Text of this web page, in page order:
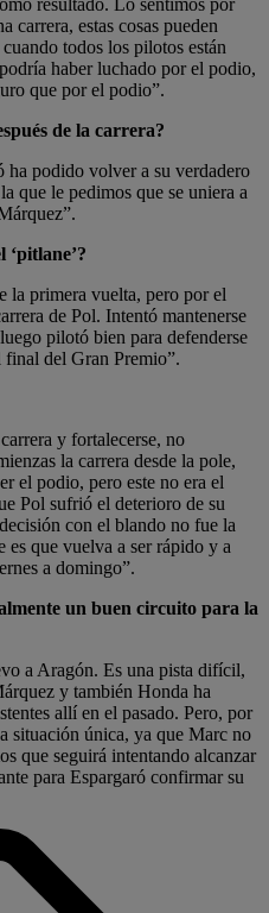
resultado. Lo sentimos por
carrera, estas cosas pueden
todos los pilotos están
haber luchado por el podio,
que por el podio”.
de la carrera?
ha podido volver a su verdadero
que le pedimos que se uniera a
‘pitlane’?
la primera vuelta, pero por el
de Pol. Intentó mantenerse
pilotó bien para defenderse
final del Gran Premio”.
y fortalecerse, no
la carrera desde la pole,
el podio, pero este no era el
Pol sufrió el deterioro de su
con el blando no fue la
que vuelva a ser rápido y a
a domingo”.
un buen circuito para la
a Aragón. Es una pista difícil,
y también Honda ha
allí en el pasado. Pero, por
situación única, ya que Marc no
que seguirá intentando alcanzar
para Espargaró confirmar su